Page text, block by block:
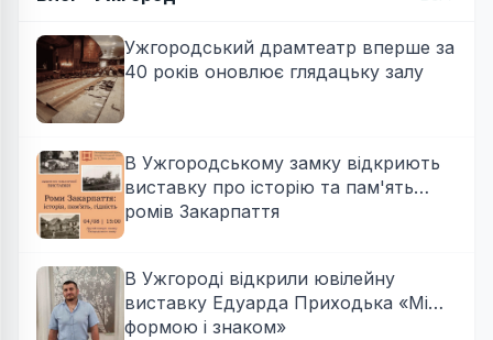
Ужгородський драмтеатр вперше за
40 років оновлює глядацьку залу
В Ужгородському замку відкриють
виставку про історію та пам'ять
ромів Закарпаття
В Ужгороді відкрили ювілейну
виставку Едуарда Приходька «Між
формою і знаком»